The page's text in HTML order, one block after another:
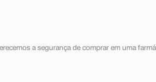
a segurança de comprar em uma